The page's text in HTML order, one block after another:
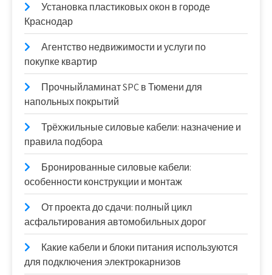
Установка пластиковых окон в городе
Краснодар
Агентство недвижимости и услуги по
покупке квартир
Прочныйламинат SPC в Тюмени для
напольных покрытий
Трёхжильные силовые кабели: назначение и
правила подбора
Бронированные силовые кабели:
особенности конструкции и монтаж
От проекта до сдачи: полный цикл
асфальтирования автомобильных дорог
Какие кабели и блоки питания используются
для подключения электрокарнизов